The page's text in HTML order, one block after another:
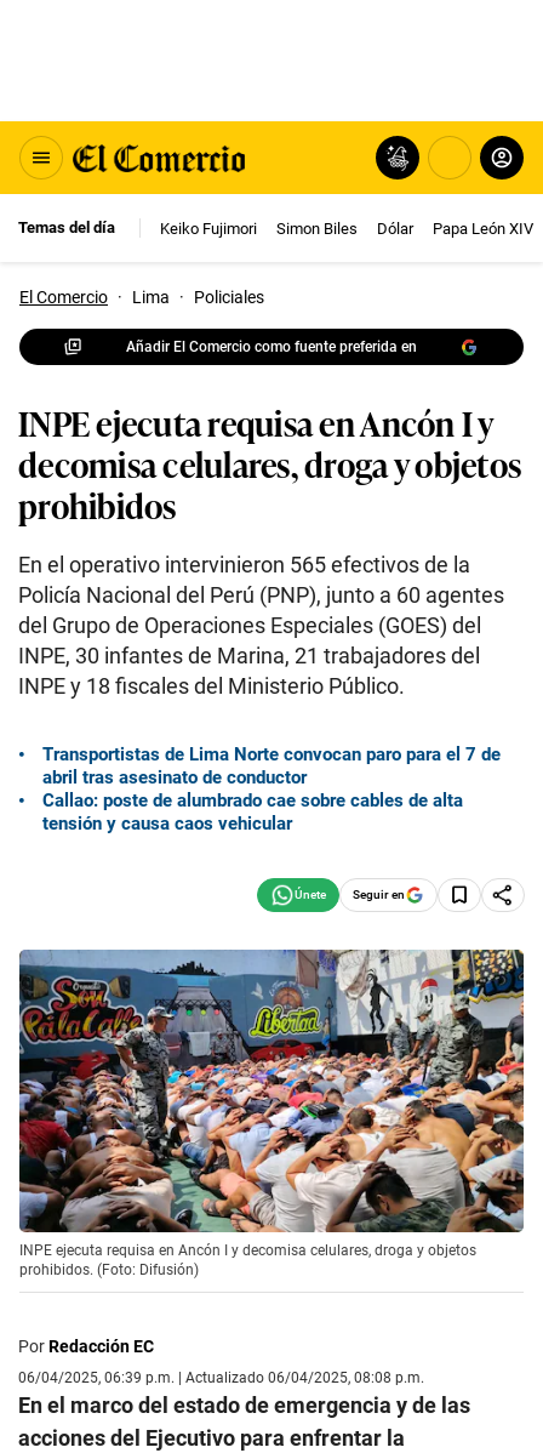
Temas del día Keiko Fujimori Simon Biles Dólar Papa León XIV
El Comercio · Lima · Policiales
Añadir El Comercio como fuente preferida en
INPE ejecuta requisa en Ancón I y
decomisa celulares, droga y objetos
prohibidos
En el operativo intervinieron 565 efectivos de la
Policía Nacional del Perú (PNP), junto a 60 agentes
del Grupo de Operaciones Especiales (GOES) del
INPE, 30 infantes de Marina, 21 trabajadores del
INPE y 18 fiscales del Ministerio Público.
Transportistas de Lima Norte convocan paro para el 7 de
abril tras asesinato de conductor
Callao: poste de alumbrado cae sobre cables de alta
tensión y causa caos vehicular
Seguir en
INPE ejecuta requisa en Ancón I y decomisa celulares, droga y objetos
prohibidos. (Foto: Difusión)
PorRedacción EC
06/04/2025, 06:39 p.m. | Actualizado 06/04/2025, 08:08 p.m.
En el marco del estado de emergencia y de las
acciones del Ejecutivo para enfrentar la